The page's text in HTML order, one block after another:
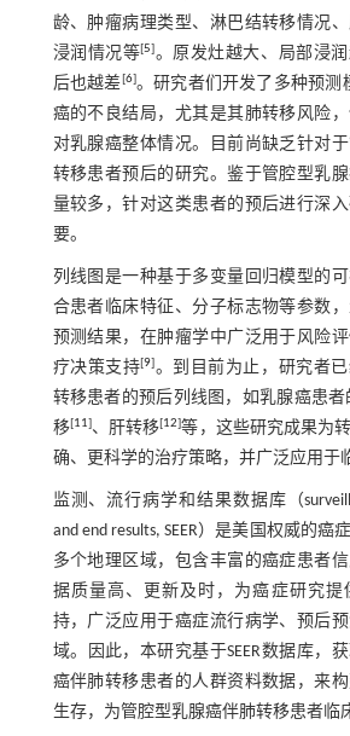
龄、肿瘤病理类型、淋巴结转移情况
浸润情况等[5]。原发灶越大、局部浸
后也越差[6]。研究者们开发了多种预测
癌的不良结局，尤其是其肺转移风险
对乳腺癌整体情况。目前尚缺乏针对
转移患者预后的研究。鉴于管腔型乳
量较多，针对这类患者的预后进行深
要。
列线图是一种基于多变量回归模型的
合患者临床特征、分子标志物等参数
预测结果，在肿瘤学中广泛用于风险
疗决策支持[9]。到目前为止，研究者
转移患者的预后列线图，如乳腺癌患者
移[11]、肝转移[12]等，这些研究成果为
确、更科学的治疗策略，并广泛应用于
监测、流行病学和结果数据库（
and end results, SEER）是美国权威的癌
多个地理区域，包含丰富的癌症患者
据质量高、更新及时，为癌症研究提
持，广泛应用于癌症流行病学、预后
域。因此，本研究基于SEER数据库，
癌伴肺转移患者的人群资料数据，来
生存，为管腔型乳腺癌伴肺转移患者临